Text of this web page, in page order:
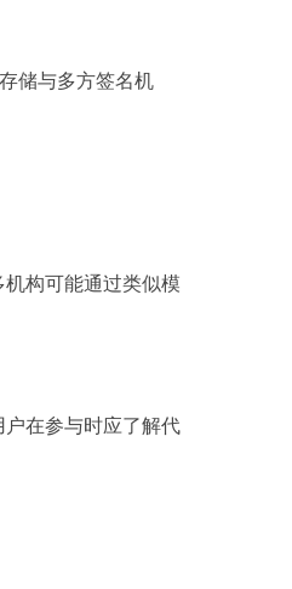
储与多方签名机
构可能通过类似模
在参与时应了解代